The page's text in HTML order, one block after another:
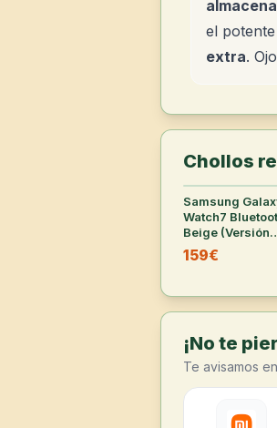
el
extra.
Chollos
Samsung
Watch7
Beige (Versión
Española)
159€
¡No te
Te avisamos